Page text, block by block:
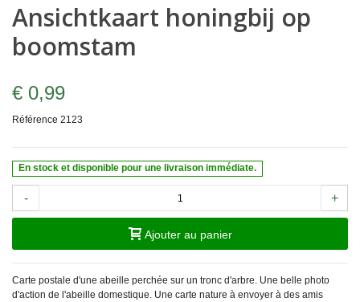
Ansichtkaart honingbij op
boomstam
€ 0,99
Référence 2123
En stock et disponible pour une livraison immédiate.
- +
Ajouter au panier
Carte postale d'une abeille perchée sur un tronc d'arbre. Une belle photo
d'action de l'abeille domestique. Une carte nature à envoyer à des amis